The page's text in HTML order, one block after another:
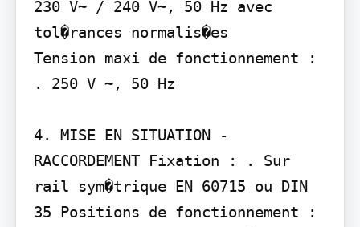
230 V~ / 240 V~, 50 Hz avec
tol�rances normalis�es
Tension maxi de fonctionnement :
. 250 V ~, 50 Hz
4. MISE EN SITUATION -
RACCORDEMENT Fixation : . Sur
rail sym�trique EN 60715 ou DIN
35 Positions de fonctionnement :